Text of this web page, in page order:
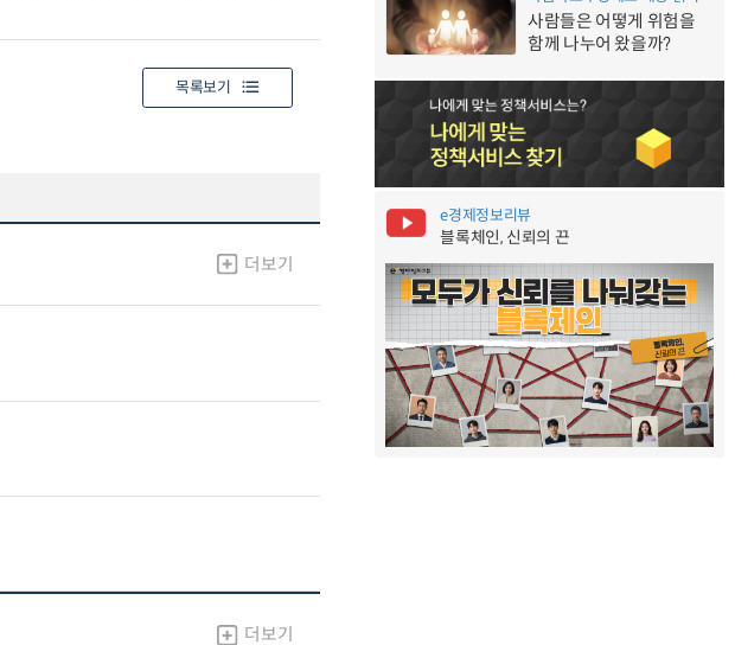
목록보기
더보기
더보기
사람들은 어떻게 위험을
함께 나누어 왔을까?
e경제정보리뷰
블록체인, 신뢰의 끈